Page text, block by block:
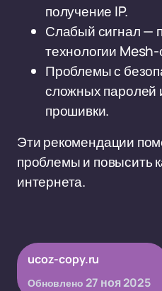
получение IP.
Слабый сигнал —
технологии
Проблемы с
сложных паролей
прошивки.
Эти рекомендации
проблемы и повысить
интернета.
ucoz-copy.ru
Обновлено 27 ноя 2025